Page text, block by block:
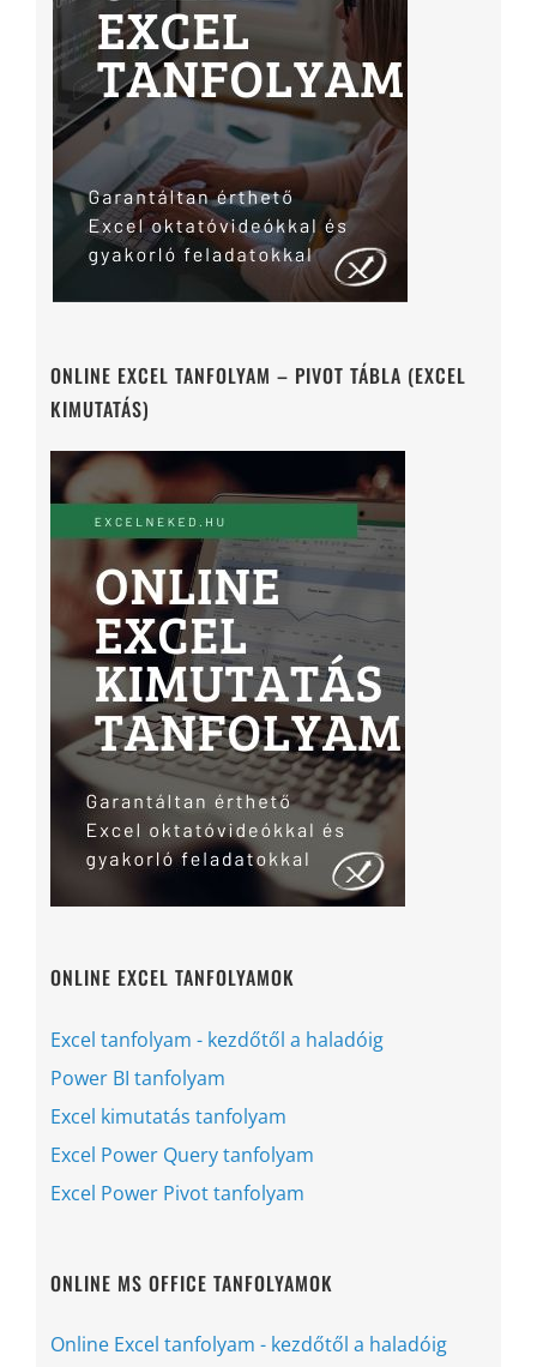
ONLINE EXCEL TANFOLYAM – PIVOT TÁBLA (EXCEL
KIMUTATÁS)
ONLINE EXCEL TANFOLYAMOK
Excel tanfolyam - kezdőtől a haladóig
Power BI tanfolyam
Excel kimutatás tanfolyam
Excel Power Query tanfolyam
Excel Power Pivot tanfolyam
ONLINE MS OFFICE TANFOLYAMOK
Online Excel tanfolyam - kezdőtől a haladóig